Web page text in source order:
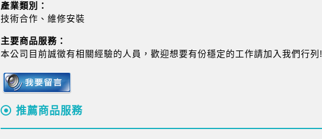
產業類別：
技術合作、維修安裝
主要商品服務：
本公司目前誠徵有相關經驗的人員，歡迎想要有份穩定的工作請加入我們行列!
推薦商品服務